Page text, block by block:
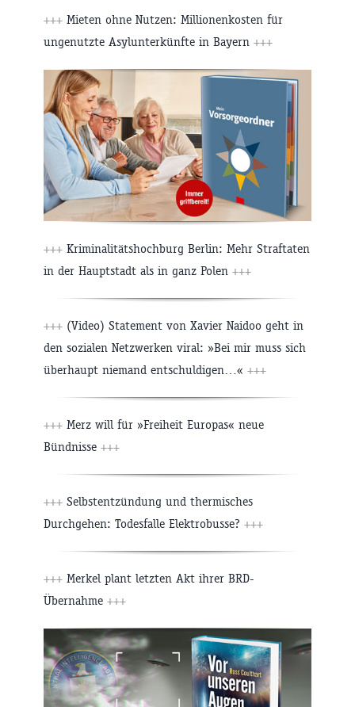
+++ Mieten ohne Nutzen: Millionenkosten für
ungenutzte Asylunterkünfte in Bayern +++
+++ Kriminalitätshochburg Berlin: Mehr Straftaten
in der Hauptstadt als in ganz Polen +++
+++ (Video) Statement von Xavier Naidoo geht in
den sozialen Netzwerken viral: »Bei mir muss sich
überhaupt niemand entschuldigen…« +++
+++ Merz will für »Freiheit Europas« neue
Bündnisse +++
+++ Selbstentzündung und thermisches
Durchgehen: Todesfalle Elektrobusse? +++
+++ Merkel plant letzten Akt ihrer BRD-
Übernahme +++